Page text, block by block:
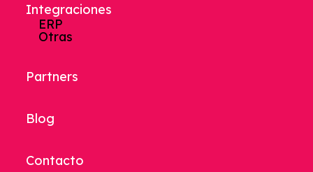
Integraciones
ERP
Otras
Partners
Blog
Contacto